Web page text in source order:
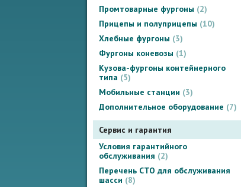
Промтоварные фургоны
2
Прицепы и полуприцепы 10
Хлебные фургоны
3
Фургоны коневозы 1
Кузова-фургоны контейнерного
типа
5
Мобильные станции
3
Дополнительное оборудование
7
Сервис и гарантия
Условия гарантийного
обслуживания
2
Перечень СТО для обслуживания
шасси
8